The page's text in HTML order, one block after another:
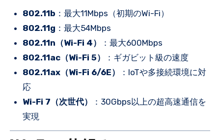
802.11b ：最大11Mbps（初期のWi-Fi）
802.11g ：最大54Mbps
802.11n（Wi-Fi 4）
：最大600Mbps
802.11ac（Wi-Fi 5）
：ギガビット級の速度
802.11ax（Wi-Fi 6/6E）
：IoTや多接続環境に対
応
Wi-Fi 7（次世代）
：30Gbps以上の超高速通信を
実現